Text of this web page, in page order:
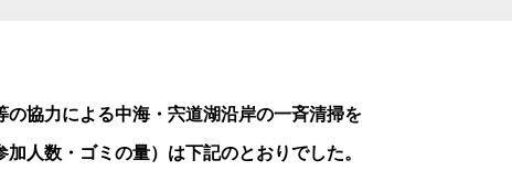
協力による中海・宍道湖沿岸の一斉清掃を
人数・ゴミの量）は下記のとおりでした。